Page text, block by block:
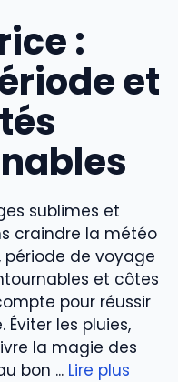
:
et
sublimes et
craindre la météo
période de voyage
et côtes
pour réussir
Éviter les pluies,
la magie des
bon ... Lire plus